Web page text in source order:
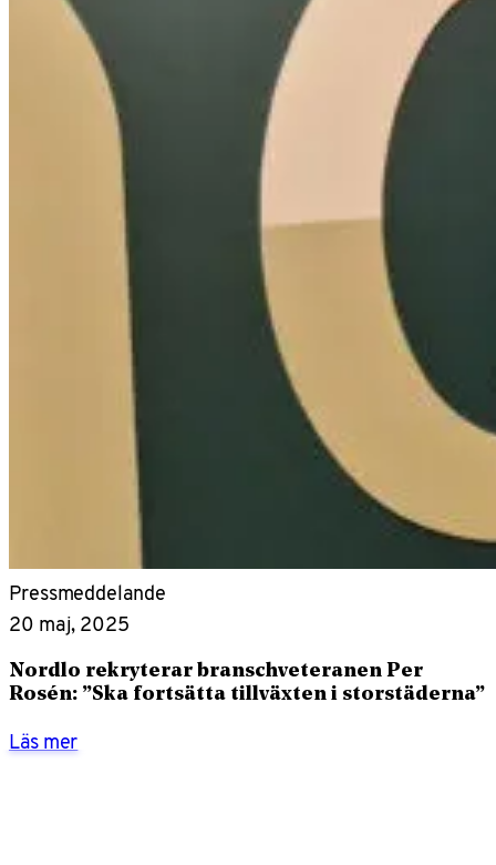
Pressmeddelande
20 maj, 2025
Nordlo rekryterar branschveteranen Per
Rosén: ”Ska fortsätta tillväxten i storstäderna”
Läs mer